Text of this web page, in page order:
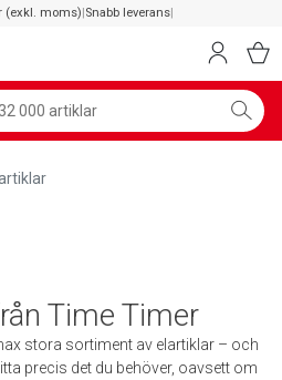
(exkl. moms)|Snabb leverans|
Time Timer
stora sortiment av elartiklar – och
precis det du behöver, oavsett om